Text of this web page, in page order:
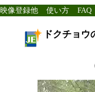
映像登録他 使い方 FAQ
ドクチョウ